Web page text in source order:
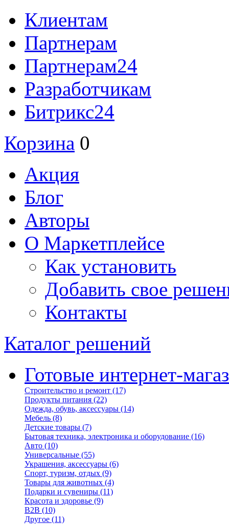
Клиентам
Партнерам
Партнерам24
Разработчикам
Битрикс24
Корзина 0
Акция
Блог
Авторы
О Маркетплейсе
Как установить
Добавить свое
Контакты
Каталог решений
Готовые интернет-
Строительство и ремонт (17)
Продукты питания (22)
Одежда, обувь, аксессуары (14)
Мебель (8)
Детские товары (7)
Бытовая техника, электроника и оборудование (16)
Авто (10)
Универсальные (55)
Украшения, аксессуары (6)
Спорт, туризм, отдых (9)
Товары для животных (4)
Подарки и сувениры (11)
Красота и здоровье (9)
B2B (10)
Другое (11)